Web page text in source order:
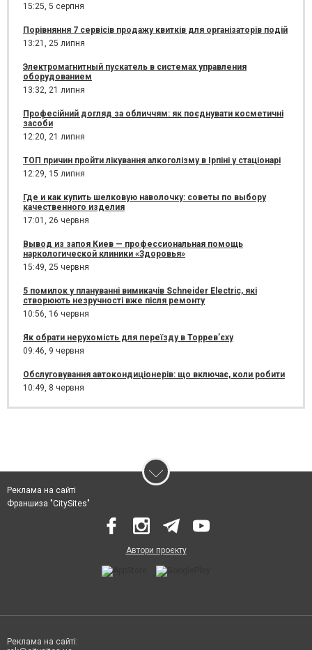
15:25, 5 серпня
Порівняння 7 сервісів продажу квитків для організаторів подій
13:21, 25 липня
Электромагнитный пускатель в системах управления
оборудованием
13:32, 21 липня
Професійний догляд за обличчям: як поєднувати косметичні
засоби
12:20, 21 липня
ТОП причин пройти лікування алкоголізму в Ірпіні у стаціонарі
12:29, 15 липня
Где и как купить шелковую наволочку: советы по выбору
качественного изделия
17:01, 26 червня
Вывод из запоя Киев — профессиональная помощь
наркологической клиники «Здоровья»
15:49, 25 червня
5 помилок у плануванні вимикачів Schneider Electric, які
створюють незручності вже після ремонту
10:56, 16 червня
Як обрати нерухомість для переїзду в Торрев’єху
09:46, 9 червня
Обслуговування автокондиціонерів: що включає, коли робити
10:49, 8 червня
Реклама на сайті
Франшиза "CitySites"
Автори проєкту
Реклама на сайті: